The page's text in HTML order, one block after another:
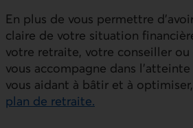
En plus de vous permettre
claire de votre situation
votre retraite, votre conseiller
vous accompagne dans
vous aidant à bâtir et à
plan de retraite.